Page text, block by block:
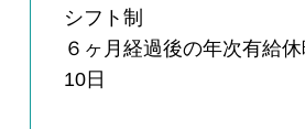
シフト制
６ヶ月経過後の年次有給
10日